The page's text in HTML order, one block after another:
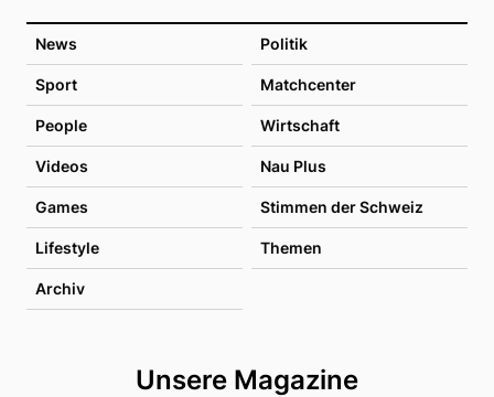
News Politik
Sport Matchcenter
People Wirtschaft
Videos Nau Plus
Games Stimmen der Schweiz
Lifestyle Themen
Archiv
Unsere Magazine